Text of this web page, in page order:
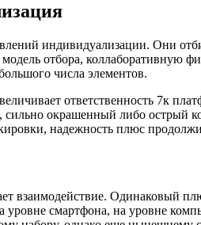
индивидуализации. Они
отбора, коллаборативную
числа элементов.
ответственность 7к
окрашенный либо острый
надежность плюс
взаимодействие. Одинаковый
смартфона, на уровне